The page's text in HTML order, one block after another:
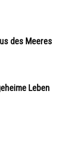
des Meeres
Leben